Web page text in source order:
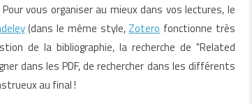
vous organiser au mieux dans vos lectures, le
(dans le même style,Zotero fonctionne très
de la bibliographie, la recherche de "Related
dans les PDF, de rechercher dans les différents
au final !